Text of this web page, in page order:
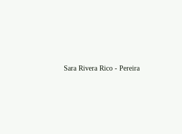
Sara Rivera Rico - Pereira